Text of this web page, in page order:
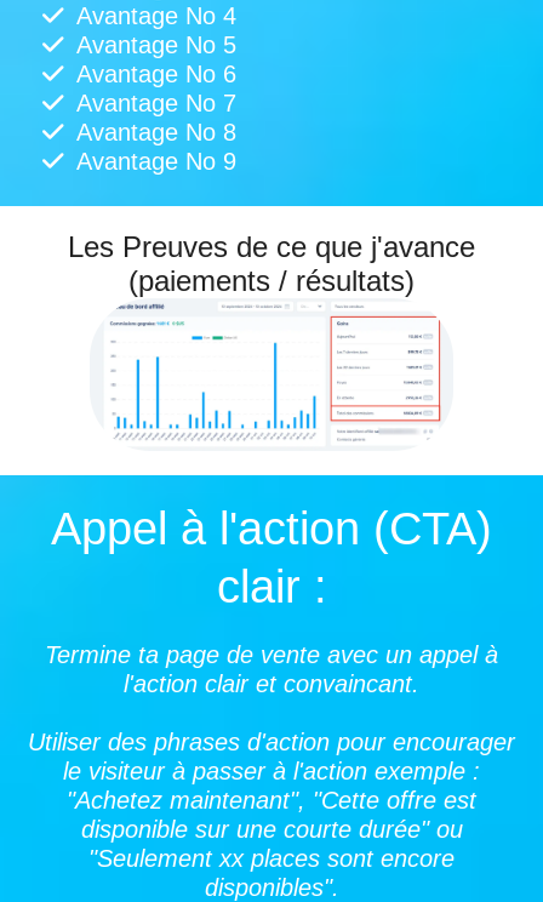
Avantage No 4
Avantage No 5
Avantage No 6
Avantage No 7
Avantage No 8
Avantage No 9
Les Preuves de ce que j'avance
(paiements / résultats)
Appel à l'action (CTA)
clair :
Termine ta page de vente avec un appel à
l'action clair et convaincant.
Utiliser des phrases d'action pour encourager
le visiteur à passer à l'action exemple :
"Achetez maintenant", "Cette offre est
disponible sur une courte durée" ou
"Seulement xx places sont encore
disponibles".